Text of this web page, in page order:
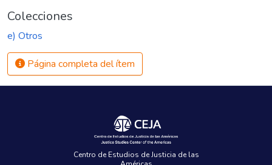
Colecciones
e) Otros
Página completa del ítem
Centro de Estudios de Justicia de las